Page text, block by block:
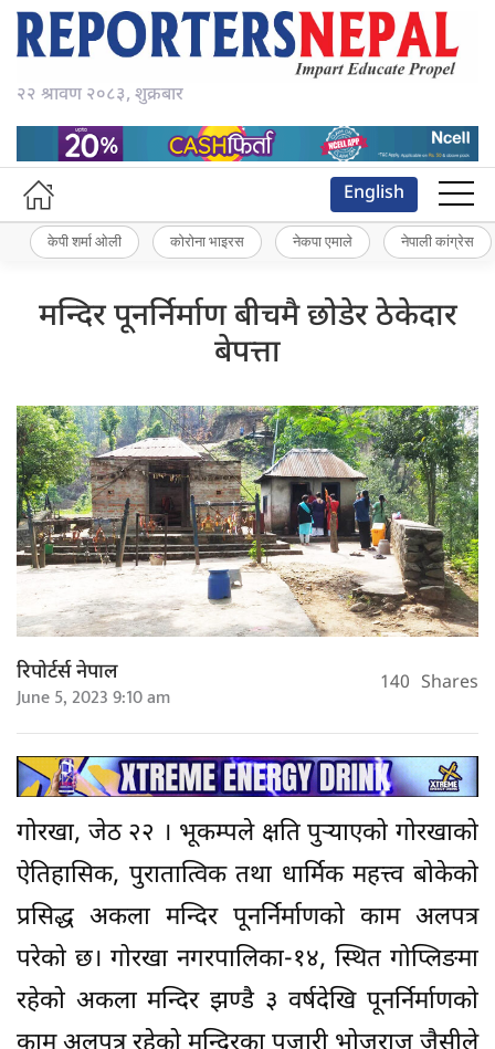
२२ श्रावण २०८३, शुक्रबार
English
केपी शर्मा ओली कोरोना भाइरस नेकपा एमाले नेपाली कांग्रेस
मन्दिर पूनर्निर्माण बीचमै छोडेर ठेकेदार
बेपत्ता
रिपोर्टर्स नेपाल
June 5, 2023 9:10 am 140 Shares
गोरखा, जेठ २२ । भूकम्पले क्षति पुर्‍याएको गोरखाको
ऐतिहासिक, पुरातात्विक तथा धार्मिक महत्त्व बोकेको
प्रसिद्ध अकला मन्दिर पूनर्निर्माणको काम अलपत्र
परेको छ। गोरखा नगरपालिका-१४, स्थित गोप्लिङमा
रहेको अकला मन्दिर झण्डै ३ वर्षदेखि पूनर्निर्माणको